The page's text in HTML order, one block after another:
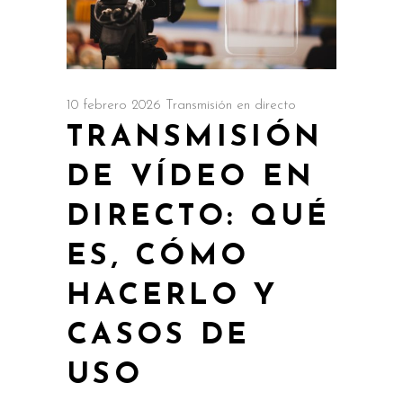
10 febrero 2026 Transmisión en directo
TRANSMISIÓN
DE VÍDEO EN
DIRECTO: QUÉ
ES, CÓMO
HACERLO Y
CASOS DE
USO